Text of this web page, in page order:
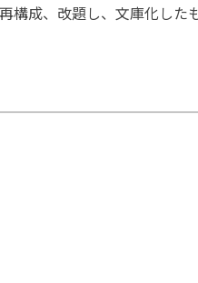
構成、改題し、文庫化した